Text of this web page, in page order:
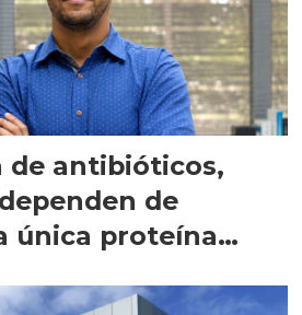
de antibióticos,
de
única proteína